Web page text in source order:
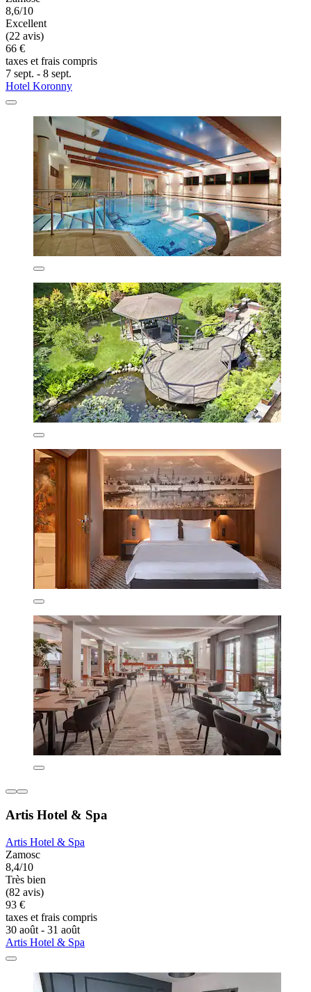
8,6/10
Excellent
(22 avis)
66 €
taxes et frais compris
7 sept. - 8 sept.
Hotel Koronny
Artis Hotel & Spa
Artis Hotel & Spa
Zamosc
8,4/10
Très bien
(82 avis)
93 €
taxes et frais compris
30 août - 31 août
Artis Hotel & Spa